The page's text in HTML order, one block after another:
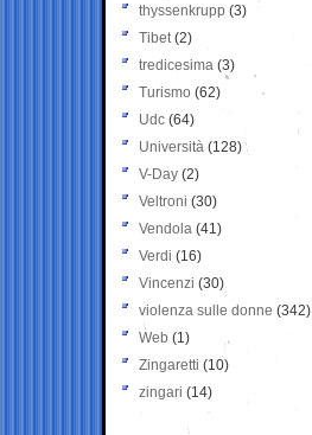
thyssenkrupp (3)
Tibet(2)
tredicesima (3)
Turismo (62)
Udc (64)
Università (128)
V-Day (2)
Veltroni (30)
Vendola (41)
Verdi (16)
Vincenzi (30)
violenza sulle donne (342)
Web (1)
Zingaretti (10)
zingari (14)